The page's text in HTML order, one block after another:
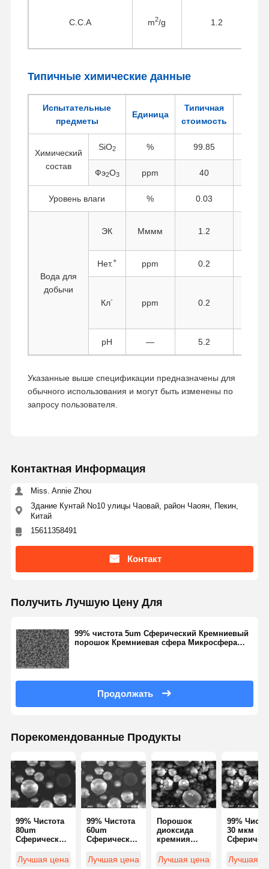
Главная
Фабрика
Качества
Контактные
Данные
Запрос
Силикатный порошок сферический
Кремнеземные наносферы
Кремнеземные микросферы Косметика
Гидрофобный силикат
Кремниевый металлический порошок
С.С.А m2/g 1.2
Типичные химические данные
Испытательные
предметы
Единица
Типичная
стоимость
Химический
состав
SiO2 % 99.85
Фэ2О3 ppm 40
Уровень влаги % 0.03
Вода для
добычи
ЭК Мммм 1.2
Нет.+ ppm 0.2
Кл- ppm 0.2
pH — 5.2
Указанные выше спецификации предназначены для
обычного использования и могут быть изменены по
запросу пользователя.
Контактная Информация
Miss. Annie Zhou
Здание Кунтай No10 улицы Чаовай, район Чаоян, Пекин,
Китай
15611358491
Контакт
Получить Лучшую Цену Для
99% чистота 5um Сферический Кремниевый
порошок Кремниевая сфера Микросфера
Продолжать
Порекомендованные Продукты
99% Чистота
80um
Сферический
порошок
Кремниевая
Лучшая цена
99% Чистота
60um
Сферический
порошок
Кремниевая
Лучшая цена
Порошок
диоксида
кремния
99% чистоты
45 мкм,
Лучшая цена
99%
30 мкм
Диоксида
Кремния
Лучшая